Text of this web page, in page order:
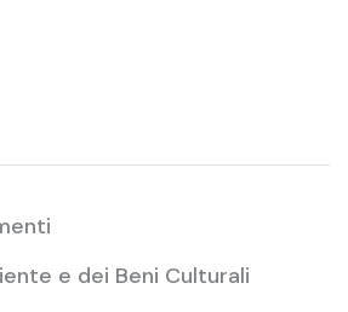
e dei Beni Culturali